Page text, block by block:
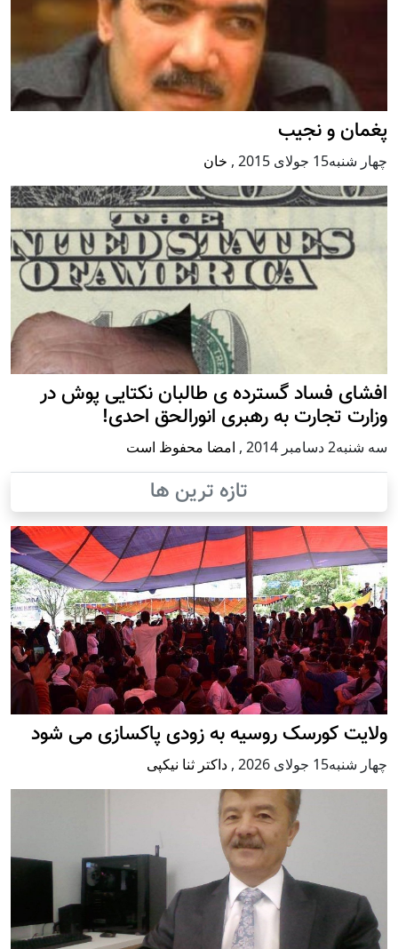
پغمان و نجیب
چهار شنبه15 جولای 2015 , خان
افشای فساد گسترده ی طالبان نکتایی پوش در
وزارت تجارت به رهبری انورالحق احدی!
سه شنبه2 دسامبر 2014 , امضا محفوظ است
تازه ترین ها
ولایت کورسک روسیه به زودی پاکسازی می شود
چهار شنبه15 جولای 2026 , داکتر ثنا نیکپی